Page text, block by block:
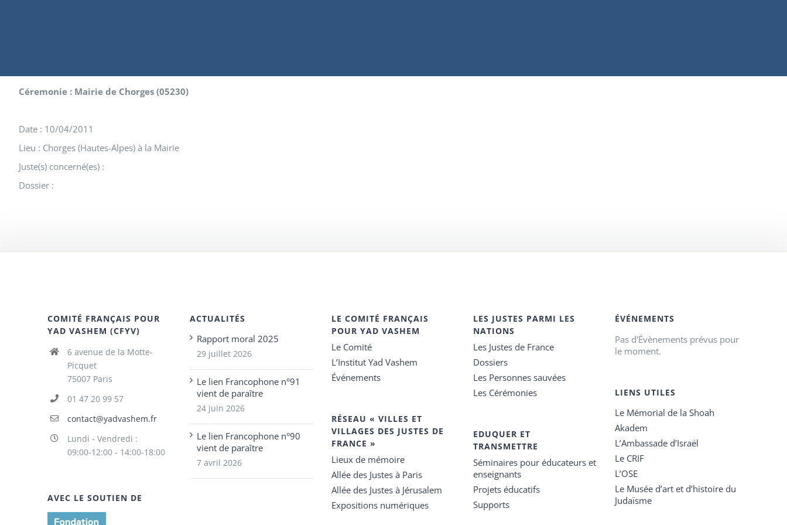
Céremonie : Mairie de Chorges (05230)
Date : 10/04/2011
Lieu : Chorges (Hautes-Alpes) à la Mairie
Juste(s) concerné(es) :
Dossier :
COMITÉ FRANÇAIS POUR
YAD VASHEM (CFYV)
6 avenue de la Motte-
Picquet
75007 Paris
01 47 20 99 57
contact@yadvashem.fr
Lundi - Vendredi :
09:00-12:00 - 14:00-18:00
AVEC LE SOUTIEN DE
ACTUALITÉS
Rapport moral 2025
29 juillet 2026
Le lien Francophone n°91
vient de paraître
24 juin 2026
Le lien Francophone n°90
vient de paraître
7 avril 2026
LE COMITÉ FRANÇAIS
POUR YAD VASHEM
Le Comité
L’Institut Yad Vashem
Événements
RÉSEAU « VILLES ET
VILLAGES DES JUSTES DE
FRANCE »
Lieux de mémoire
Allée des Justes à Paris
Allée des Justes à Jérusalem
Expositions numériques
LES JUSTES PARMI LES
NATIONS
Les Justes de France
Dossiers
Les Personnes sauvées
Les Cérémonies
EDUQUER ET
TRANSMETTRE
Séminaires pour éducateurs et
enseignants
Projets éducatifs
Supports
ÉVÉNEMENTS
Pas d'Évènements prévus pour
le moment.
LIENS UTILES
Le Mémorial de la Shoah
Akadem
L’Ambassade d’Israël
Le CRIF
L’OSE
Le Musée d’art et d’histoire du
Judaïsme